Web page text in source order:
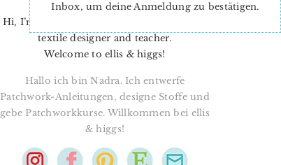
Hi, I’m Nadra. I’m a quilt pattern designer,
textile designer and teacher.
Welcome to ellis & higgs!
Hallo ich bin Nadra. Ich entwerfe
Patchwork-Anleitungen, designe Stoffe und
gebe Patchworkkurse. Willkommen bei ellis
& higgs!
Inbox, um deine Anmeldung zu bestätigen.